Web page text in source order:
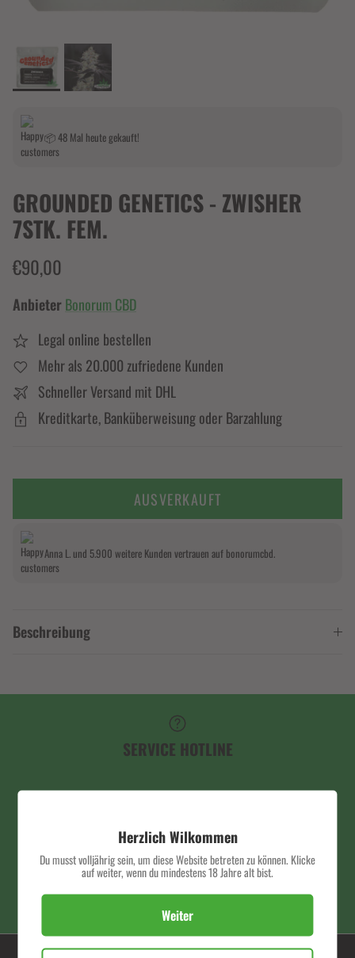
📦 48 Mal heute gekauft!
GROUNDED GENETICS - ZWISHER
7STK. FEM.
€90,00
Anbieter Bonorum CBD
Legal online bestellen
Mehr als 20.000 zufriedene Kunden
Schneller Versand mit DHL
Kreditkarte, Banküberweisung oder Barzahlung
AUSVERKAUFT
Anna L. und 5.900 weitere Kunden vertrauen auf bonorumcbd.
Beschreibung
SERVICE HOTLINE
SCHNELLER VERSAND
PREMIUM QUALITÄT
Herzlich Wilkommen
Du musst volljährig sein, um diese Website betreten zu können. Klicke
auf weiter, wenn du mindestens 18 Jahre alt bist.
Weiter